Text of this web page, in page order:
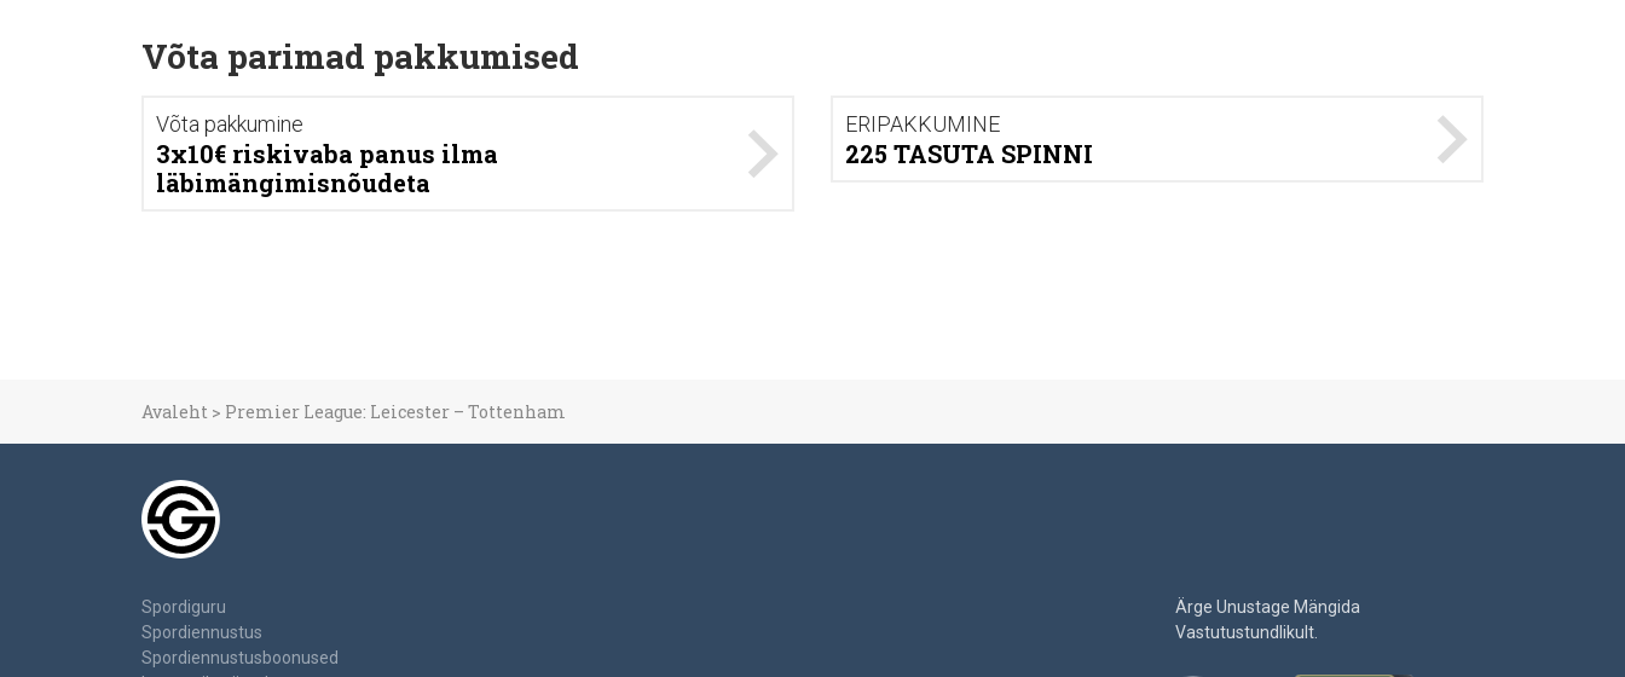
Võta parimad pakkumised
Võta pakkumine
3x10€ riskivaba panus ilma
läbimängimisnõudeta
ERIPAKKUMINE
225 TASUTA SPINNI
Avaleht > Premier League: Leicester – Tottenham
Spordiguru
Spordiennustus
Spordiennustusboonused
Ärge Unustage Mängida
Vastutustundlikult.